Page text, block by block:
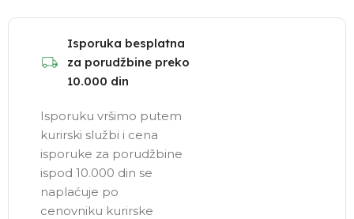
Isporuka besplatna
za porudžbine preko
10.000 din
Isporuku vršimo putem
kurirski službi i cena
isporuke za porudžbine
ispod 10.000 din se
naplaćuje po
cenovniku kurirske